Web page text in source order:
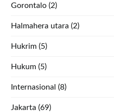
Gorontalo (2)
Halmahera utara (2)
Hukrim (5)
Hukum (5)
Internasional (8)
Jakarta (69)